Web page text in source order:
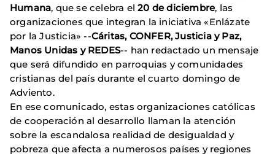
Humana, que se celebra el20 de diciembre, las
organizaciones que integran la iniciativa «Enlázate
por la Justicia» --Cáritas, CONFER, Justicia y Paz,
Manos Unidas y REDES-- han redactado un mensaje
que será difundido en parroquias y comunidades
cristianas del país durante el cuarto domingo de
Adviento.
En ese comunicado, estas organizaciones católicas
de cooperación al desarrollo llaman la atención
sobre la escandalosa realidad de desigualdad y
pobreza que afecta a numerosos países y regiones